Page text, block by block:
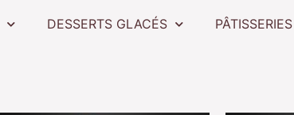
DESSERTS GLACÉS PÂTISSERIES